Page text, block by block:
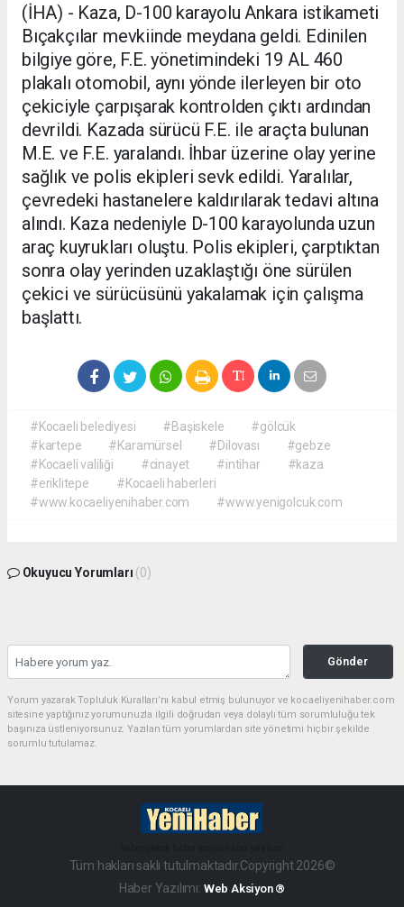
(İHA) - Kaza, D-100 karayolu Ankara istikameti
Bıçakçılar mevkiinde meydana geldi. Edinilen
bilgiye göre, F.E. yönetimindeki 19 AL 460
plakalı otomobil, aynı yönde ilerleyen bir oto
çekiciyle çarpışarak kontrolden çıktı ardından
devrildi. Kazada sürücü F.E. ile araçta bulunan
M.E. ve F.E. yaralandı. İhbar üzerine olay yerine
sağlık ve polis ekipleri sevk edildi. Yaralılar,
çevredeki hastanelere kaldırılarak tedavi altına
alındı. Kaza nedeniyle D-100 karayolunda uzun
araç kuyrukları oluştu. Polis ekipleri, çarptıktan
sonra olay yerinden uzaklaştığı öne sürülen
çekici ve sürücüsünü yakalamak için çalışma
başlattı.
#Kocaeli belediyesi #Başiskele
#gölcük
#kartepe
#Karamürsel #Dilovası
#gebze
#Kocaeli valiliği
#cinayet #intihar
#kaza
#eriklitepe
#Kocaeli haberleri
#www.kocaeliyenihaber.com
#www.yenigolcuk.com
Okuyucu Yorumları (0)
Gönder
Yorum yazarak Topluluk Kuralları’nı kabul etmiş bulunuyor ve kocaeliyenihaber.com
sitesine yaptığınız yorumunuzla ilgili doğrudan veya dolaylı tüm sorumluluğu tek
başınıza üstleniyorsunuz. Yazılan tüm yorumlardan site yönetimi hiçbir şekilde
sorumlu tutulamaz.
Tüm hakları saklı tutulmaktadır.Copyright 2026©
Haber Yazılımı: Web Aksiyon ®